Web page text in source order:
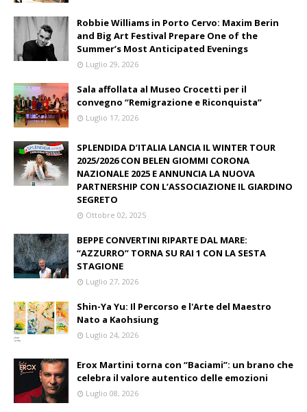
Robbie Williams in Porto Cervo: Maxim Berin
and Big Art Festival Prepare One of the
Summer’s Most Anticipated Evenings
Luglio 29, 2026
Sala affollata al Museo Crocetti per il
convegno “Remigrazione e Riconquista”
Luglio 17, 2026
SPLENDIDA D’ITALIA LANCIA IL WINTER TOUR
2025/2026 CON BELEN GIOMMI CORONA
NAZIONALE 2025 E ANNUNCIA LA NUOVA
PARTNERSHIP CON L’ASSOCIAZIONE IL GIARDINO
SEGRETO
Ottobre 02, 2025
BEPPE CONVERTINI RIPARTE DAL MARE:
“AZZURRO” TORNA SU RAI 1 CON LA SESTA
STAGIONE
Luglio 27, 2026
Shin-Ya Yu: Il Percorso e l'Arte del Maestro
Nato a Kaohsiung
Luglio 24, 2026
Erox Martini torna con “Baciami”: un brano che
celebra il valore autentico delle emozioni
Luglio 08, 2026